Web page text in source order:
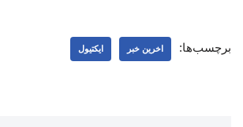
برچسب‌ها: اخرین خبر ایکتیول